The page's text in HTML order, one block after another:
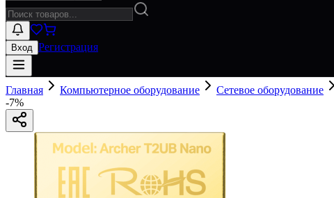
Вход Регистрация
Главная Компьютерное оборудование Сетевое оборудование
-7%